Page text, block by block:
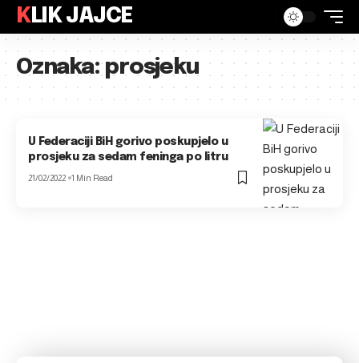
KLIK JAJCE
Oznaka:prosjeku
U Federaciji BiH gorivo poskupjelo u
prosjeku za sedam feninga po litru
21/02/2022 1 Min Read